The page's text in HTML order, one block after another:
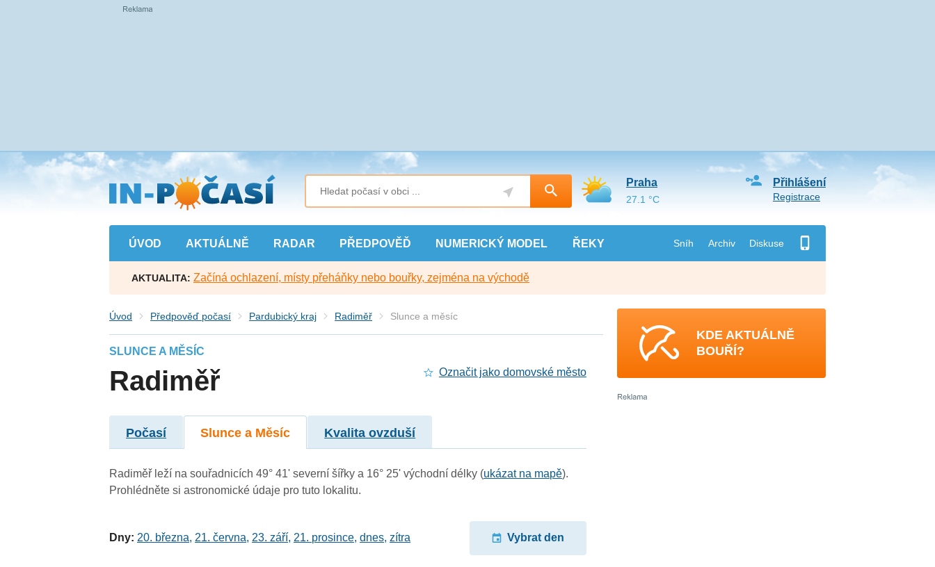
Přejít
na
hlavní
obsah
ÚVOD AKTUÁLNĚ RADAR PŘEDPOVĚĎ NUMERICKÝ MODEL ŘEKY Sníh Archiv Diskuse
Přihlášení
Registrace
Praha
27.1 °C
AKTUALITA: Začíná ochlazení, místy přeháňky nebo bouřky, zejména na východě
Úvod Předpověď počasí Pardubický kraj Radiměř Slunce a měsíc
SLUNCE A MĚSÍC
Radiměř Označit jako domovské město
Počasí Slunce a Měsíc Kvalita ovzduší
Radiměř leží na souřadnicích 49° 41' severní šířky a 16° 25' východní délky (ukázat na mapě).
Prohlédněte si astronomické údaje pro tuto lokalitu.
Dny: 20. března, 21. června, 23. září, 21. prosince,dnes,zítra Vybrat den
KDE AKTUÁLNĚ
BOUŘÍ?